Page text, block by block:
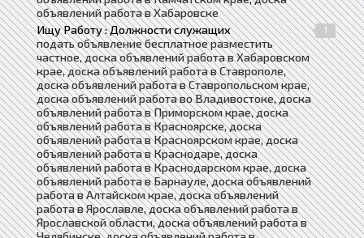
объявлений работа в Хабаровске
Ищу Работу : Должности служащих
1
подать объявление бесплатное разместить
частное, доска объявлений работа в Хабаровском
крае, доска объявлений работа в Ставрополе,
доска объявлений работа в Ставропольском крае,
доска объявлений работа во Владивостоке, доска
объявлений работа в Приморском крае, доска
объявлений работа в Красноярске, доска
объявлений работа в Красноярском крае, доска
объявлений работа в Краснодаре, доска
объявлений работа в Краснодарском крае, доска
объявлений работа в Барнауле, доска объявлений
работа в Алтайском крае, доска объявлений
работа в Ярославле, доска объявлений работа в
Ярославской области, доска объявлений работа в